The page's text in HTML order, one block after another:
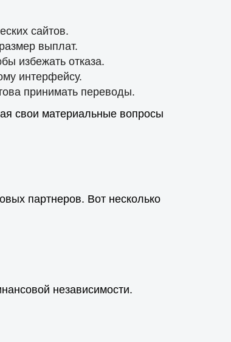
сайтов.
выплат.
избежать отказа.
интерфейсу.
принимать переводы.
свои материальные вопросы
партнеров. Вот несколько
независимости.